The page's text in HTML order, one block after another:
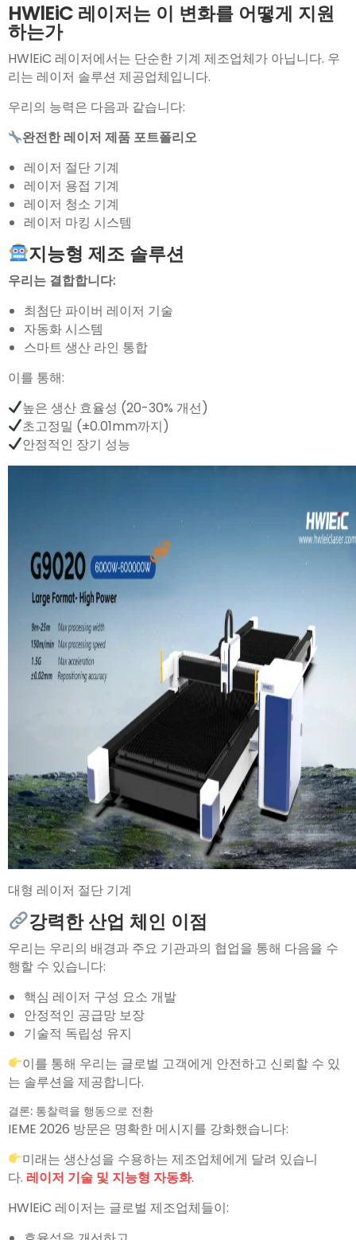
HWlEiC 레이저는 이 변화를 어떻게 지원
하는가
HWlEiC 레이저에서는 단순한 기계 제조업체가 아닙니다. 우
리는 레이저 솔루션 제공업체입니다.
우리의 능력은 다음과 같습니다:
완전한 레이저 제품 포트폴리오
레이저 절단 기계
레이저 용접 기계
레이저 청소 기계
레이저 마킹 시스템
지능형 제조 솔루션
우리는 결합합니다:
최첨단 파이버 레이저 기술
자동화 시스템
스마트 생산 라인 통합
이를 통해:
높은 생산 효율성 (20-30% 개선)
초고정밀 (±0.01mm까지)
안정적인 장기 성능
대형 레이저 절단 기계
강력한 산업 체인 이점
우리는 우리의 배경과 주요 기관과의 협업을 통해 다음을 수
행할 수 있습니다:
핵심 레이저 구성 요소 개발
안정적인 공급망 보장
기술적 독립성 유지
이를 통해 우리는 글로벌 고객에게 안전하고 신뢰할 수 있
는 솔루션을 제공합니다.
결론: 통찰력을 행동으로 전환
IEME 2026 방문은 명확한 메시지를 강화했습니다:
미래는 생산성을 수용하는 제조업체에게 달려 있습니
다. 레이저 기술 및 지능형 자동화.
HWlEiC 레이저는 글로벌 제조업체들이: